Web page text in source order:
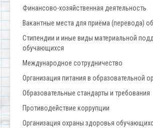
Финансово-хозяйственная деятельность
Вакантные места для приёма (перевода)
Стипендии и иные виды материальной
обучающихся
Международное сотрудничество
Организация питания в образовательной
Образовательные стандарты и требования
Противодействие коррупции
Организация охраны здоровья